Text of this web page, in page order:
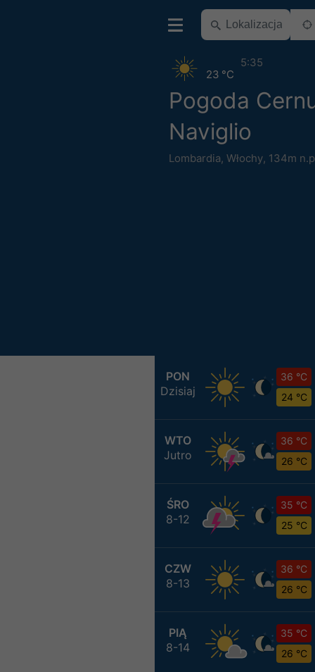
Pogoda
Naviglio
Lombardia, Włochy, 134m
23 °C
5:35
PON
Dzisiaj
36 °C
24 °C
WTO
Jutro
36 °C
26 °C
ŚRO
8-12
35 °C
25 °C
CZW
8-13
36 °C
26 °C
PIĄ
8-14
35 °C
26 °C